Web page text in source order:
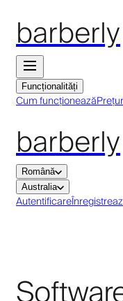
barberly
Funcționalități
Cum funcționează
barberly
Română
Australia
Autentificare